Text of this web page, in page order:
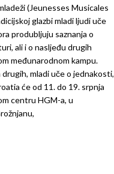
(Jeunesses Musicales
glazbi mladi ljudi uče
produbljuju saznanja o
ali i o nasljeđu drugih
međunarodnom kampu.
mladi uče o jednakosti,
će od 11. do 19. srpnja
centru HGM-a, u